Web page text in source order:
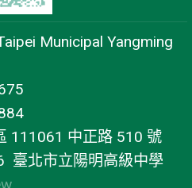
Municipal Yangming
111061 中正路 510 號
臺北市立陽明高級中學